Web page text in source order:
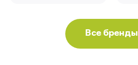
Все бренды